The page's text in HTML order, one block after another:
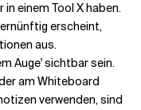
einem Tool X haben.
erscheint,
aus.
Auge' sichtbar sein.
am Whiteboard
verwenden, sind